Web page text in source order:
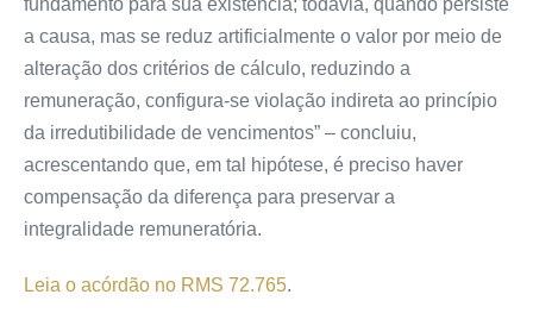
a causa, mas se reduz artificialmente o valor por meio de
alteração dos critérios de cálculo, reduzindo a
remuneração, configura-se violação indireta ao princípio
da irredutibilidade de vencimentos” – concluiu,
acrescentando que, em tal hipótese, é preciso haver
compensação da diferença para preservar a
integralidade remuneratória.
Leia o acórdão no RMS 72.765.